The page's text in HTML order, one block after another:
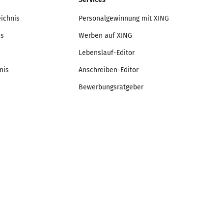
Personalgewinnung mit XING
Werben auf XING
Lebenslauf-Editor
Anschreiben-Editor
Bewerbungsratgeber